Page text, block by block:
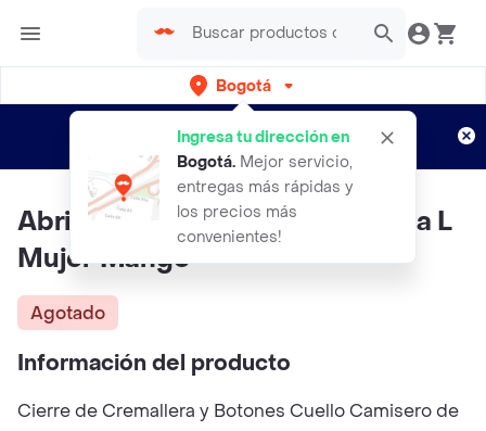
Bogotá
Ingresa tu dirección en
Bogotá. Mejor servicio,
entregas más rápidas y
los precios más
convenientes!
envíos gratis por semanas
Aplican TyC
Abrigo Parka Niagara Khaki Talla L
Mujer Mango
Agotado
Información del producto
Cierre de Cremallera y Botones Cuello Camisero de